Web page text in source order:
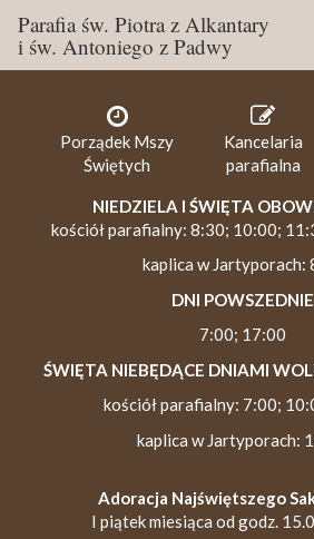
Parafia św. Piotra z Alkantary
i św. Antoniego z Padwy
Porządek Mszy
Świętych
Kancelaria
parafialna
NIEDZIELA I ŚWIĘTA
kościół parafialny: 8:30; 10:00;
kaplica w Jartyporach:
DNI POWSZEDNIE
7:00; 17:00
ŚWIĘTA NIEBĘDĄCE DNIAMI
kościół parafialny: 7:00;
kaplica w Jartyporach:
Adoracja Najświętszego
I piątek miesiąca od godz.